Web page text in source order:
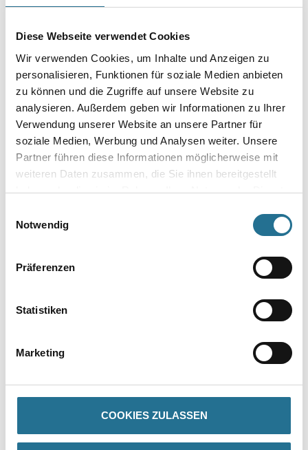
Diese Webseite verwendet Cookies
Wir verwenden Cookies, um Inhalte und Anzeigen zu
personalisieren, Funktionen für soziale Medien anbieten
zu können und die Zugriffe auf unsere Website zu
analysieren. Außerdem geben wir Informationen zu Ihrer
Verwendung unserer Website an unsere Partner für
soziale Medien, Werbung und Analysen weiter. Unsere
Partner führen diese Informationen möglicherweise mit
weiteren Daten zusammen, die Sie ihnen bereitgestellt
haben oder die sie im Rahmen Ihrer Nutzung der Dienste
Notwendig
Präferenzen
Statistiken
Marketing
COOKIES ZULASSEN
Kunststoffprofil auf der Rolle zum stoßfreien Aufstecken auf die
Putzdicke ca. 6 mm.
Gebinde
Umrechnungsfaktoren
PRODUKTEIGENSCHAFTEN
ZUSATZINFOS
GEFAHRENHINWEISE